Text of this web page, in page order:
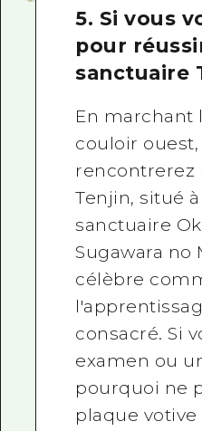
5. Si vous
pour
sanctuaire
En marchant
couloir ouest,
rencontrerez
Tenjin, situé
sanctuaire
Sugawara no
célèbre
consacré. Si
examen ou
pourquoi ne
plaque votive